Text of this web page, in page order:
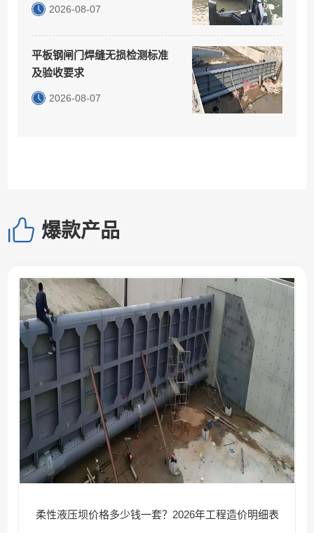
2026-08-07
平板钢闸门焊缝无损检测标准
及验收要求
2026-08-07
爆款产品
柔性液压坝价格多少钱一套？2026年工程造价明细表